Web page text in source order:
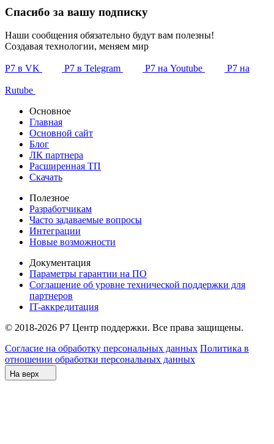
Спасибо за вашу подписку
Наши сообщения обязательно будут вам полезны!
Создавая технологии, меняем мир
Р7 в VK Р7 в Telegram Р7 на Youtube Р7 на
Rutube
Основное
Главная
Основной сайт
Блог
ЛК партнера
Расширенная ТП
Скачать
Полезное
Разработчикам
Часто задаваемые вопросы
Интеграции
Новые возможности
Документация
Параметры гарантии на ПО
Соглашение об уровне технической поддержки для
партнеров
IT-аккредитация
© 2018-2026 Р7 Центр поддержки. Все права защищены.
Согласие на обработку персональных данных Политика в
отношении обработки персональных данных
На верх